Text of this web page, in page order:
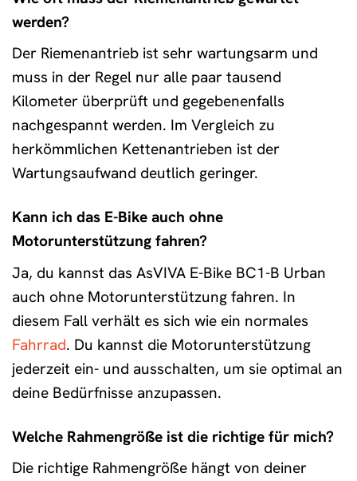
werden?
Der Riemenantrieb ist sehr wartungsarm und
muss in der Regel nur alle paar tausend
Kilometer überprüft und gegebenenfalls
nachgespannt werden. Im Vergleich zu
herkömmlichen Kettenantrieben ist der
Wartungsaufwand deutlich geringer.
Kann ich das E-Bike auch ohne
Motorunterstützung fahren?
Ja, du kannst das AsVIVA E-Bike BC1-B Urban
auch ohne Motorunterstützung fahren. In
diesem Fall verhält es sich wie ein normales
Fahrrad. Du kannst die Motorunterstützung
jederzeit ein- und ausschalten, um sie optimal an
deine Bedürfnisse anzupassen.
Welche Rahmengröße ist die richtige für mich?
Die richtige Rahmengröße hängt von deiner